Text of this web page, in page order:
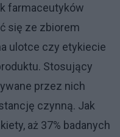
farmaceutyków
się ze zbiorem
ulotce czy etykiecie
Stosujący
przez nich
czynną. Jak
aż 37% badanych